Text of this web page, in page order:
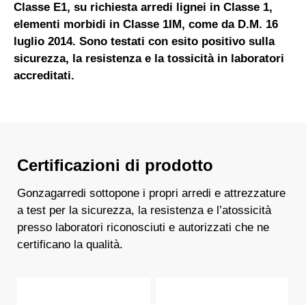
Classe E1, su richiesta arredi lignei in Classe 1,
elementi morbidi in Classe 1IM, come da D.M. 16
luglio 2014. Sono testati con esito positivo sulla
sicurezza, la resistenza e la tossicità in laboratori
accreditati.
Certificazioni di prodotto
Gonzagarredi sottopone i propri arredi e attrezzature
a test per la sicurezza, la resistenza e l’atossicità
presso laboratori riconosciuti e autorizzati che ne
certificano la qualità.